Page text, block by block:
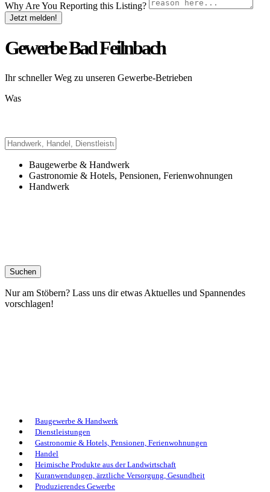
Why Are You Reporting this Listing?
Jetzt melden!
Gewerbe Bad Feilnbach
Ihr schneller Weg zu unseren Gewerbe-Betrieben
Was
Baugewerbe & Handwerk
Gastronomie & Hotels, Pensionen, Ferienwohnungen
Handwerk
Nur am Stöbern? Lass uns dir etwas Aktuelles und Spannendes
vorschlagen!
Baugewerbe & Handwerk
Dienstleistungen
Gastronomie & Hotels, Pensionen, Ferienwohnungen
Handel
Heimische Produkte aus der Landwirtschaft
Kuranwendungen, ärztliche Versorgung, Gesundheit
Produzierendes Gewerbe